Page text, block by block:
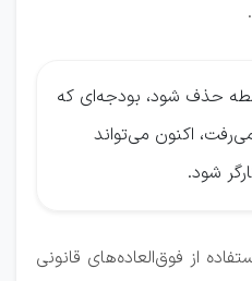
حذف شود، بودجه‌ای که
اکنون می‌تواند
شود.
از فوق‌العاده‌های قانونی